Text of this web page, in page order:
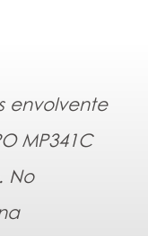
envolvente
MP341C
No